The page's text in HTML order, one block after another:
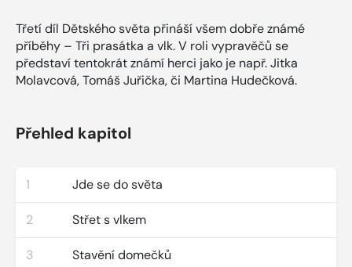
Třetí díl Dětského světa přináší všem dobře známé
příběhy – Tři prasátka a vlk. V roli vypravěčů se
představí tentokrát známí herci jako je např. Jitka
Molavcová, Tomáš Juřička, či Martina Hudečková.
Přehled kapitol
1 Jde se do světa
2 Střet s vlkem
3 Stavění domečků